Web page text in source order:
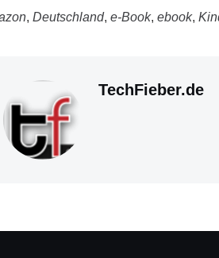
, Deutschland, e-Book, ebook,
TechFieber.de